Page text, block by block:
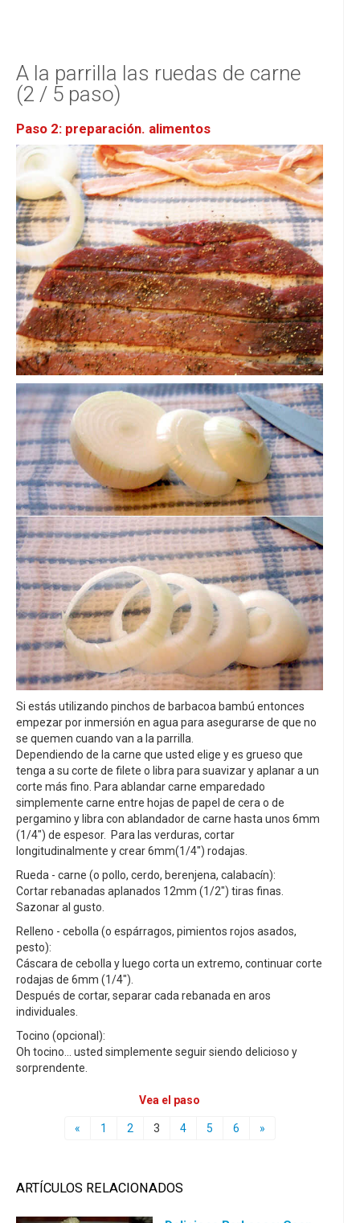
A la parrilla las ruedas de carne
(2 / 5 paso)
Paso 2: preparación. alimentos
Si estás utilizando pinchos de barbacoa bambú entonces
empezar por inmersión en agua para asegurarse de que no
se quemen cuando van a la parrilla.
Dependiendo de la carne que usted elige y es grueso que
tenga a su corte de filete o libra para suavizar y aplanar a un
corte más fino. Para ablandar carne emparedado
simplemente carne entre hojas de papel de cera o de
pergamino y libra con ablandador de carne hasta unos 6mm
(1/4") de espesor. Para las verduras, cortar
longitudinalmente y crear 6mm(1/4") rodajas.
Rueda - carne (o pollo, cerdo, berenjena, calabacín):
Cortar rebanadas aplanados 12mm (1/2") tiras finas.
Sazonar al gusto.
Relleno - cebolla (o espárragos, pimientos rojos asados,
pesto):
Cáscara de cebolla y luego corta un extremo, continuar corte
rodajas de 6mm (1/4").
Después de cortar, separar cada rebanada en aros
individuales.
Tocino (opcional):
Oh tocino... usted simplemente seguir siendo delicioso y
sorprendente.
Vea el paso
« 1 2 3 4 5 6 »
ARTÍCULOS RELACIONADOS